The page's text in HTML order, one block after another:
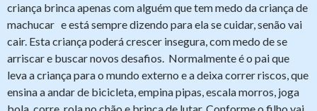
criança brinca apenas com alguém que tem medo da criança de
machucar e está sempre dizendo para ela se cuidar, senão vai
cair. Esta criança poderá crescer insegura, com medo de se
arriscar e buscar novos desafios. Normalmente é o pai que
leva a criança para o mundo externo e a deixa correr riscos, que
ensina a andar de bicicleta, empina pipas, escala morros, joga